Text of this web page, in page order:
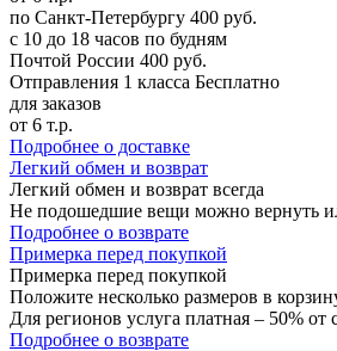
по Санкт-Петербургу 400 руб.
с 10 до 18 часов по будням
Почтой России 400 руб.
Отправления 1 класса Бесплатно
для заказов
от 6 т.р.
Подробнее о доставке
Легкий обмен и возврат
Легкий обмен и возврат всегда
Не подошедшие вещи можно вернуть
Подробнее о возврате
Примерка перед покупкой
Примерка перед покупкой
Положите несколько размеров в
Для регионов услуга платная – 50% от
Подробнее о возврате